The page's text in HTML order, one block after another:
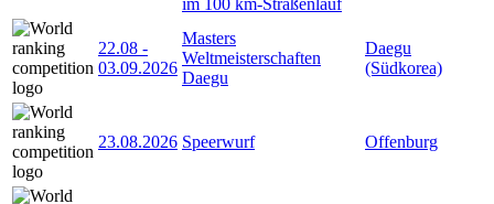
22.08 -
03.09.2026
Masters
Weltmeisterschaften
Daegu
Daegu
(Südkorea)
23.08.2026 Speerwurf Offenburg